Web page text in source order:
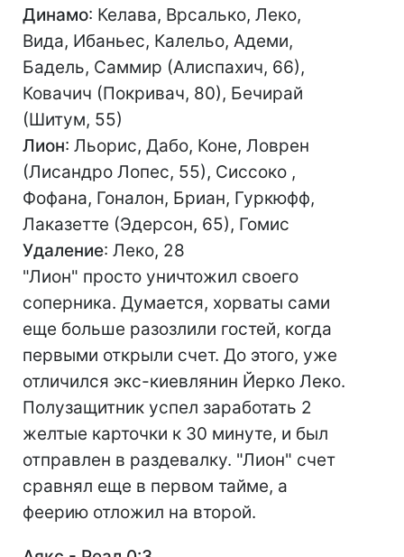
Динамо: Келава, Врсалько, Леко,
Вида, Ибаньес, Калельо, Адеми,
Бадель, Саммир (Алиспахич, 66),
Ковачич (Покривач, 80), Бечирай
(Шитум, 55)
Лион: Льорис, Дабо, Коне, Ловрен
(Лисандро Лопес, 55), Сиссоко ,
Фофана, Гоналон, Бриан, Гуркюфф,
Лаказетте (Эдерсон, 65), Гомис
Удаление: Леко, 28
"Лион" просто уничтожил своего
соперника. Думается, хорваты сами
еще больше разозлили гостей, когда
первыми открыли счет. До этого, уже
отличился экс-киевлянин Йерко Леко.
Полузащитник успел заработать 2
желтые карточки к 30 минуте, и был
отправлен в раздевалку. "Лион" счет
сравнял еще в первом тайме, а
феерию отложил на второй.